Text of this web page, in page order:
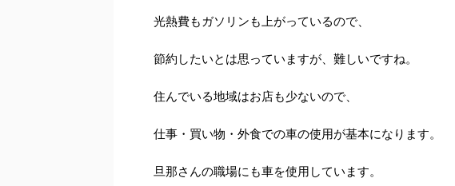
光熱費もガソリンも上がっているので、
節約したいとは思っていますが、難しいですね。
住んでいる地域はお店も少ないので、
仕事・買い物・外食での車の使用が基本になります。
旦那さんの職場にも車を使用しています。